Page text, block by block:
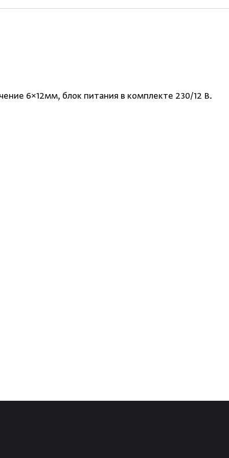
6×12мм, блок питания в комплекте 230/12 В.